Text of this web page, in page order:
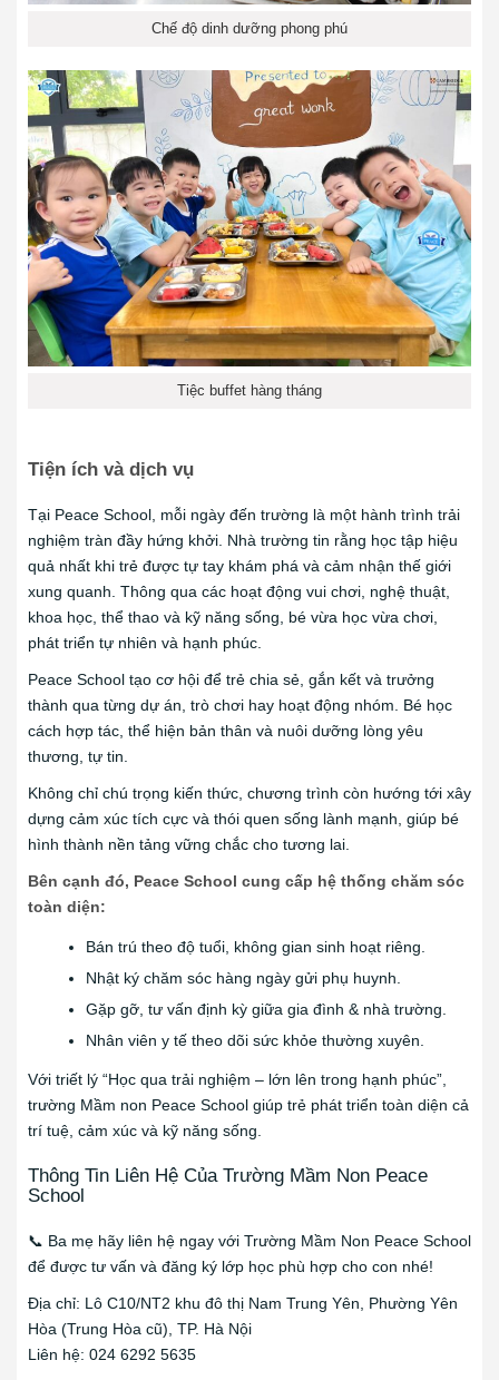
Chế độ dinh dưỡng phong phú
Tiệc buffet hàng tháng
Tiện ích và dịch vụ
Tại Peace School, mỗi ngày đến trường là một hành trình trải
nghiệm tràn đầy hứng khởi. Nhà trường tin rằng học tập hiệu
quả nhất khi trẻ được tự tay khám phá và cảm nhận thế giới
xung quanh. Thông qua các hoạt động vui chơi, nghệ thuật,
khoa học, thể thao và kỹ năng sống, bé vừa học vừa chơi,
phát triển tự nhiên và hạnh phúc.
Peace School tạo cơ hội để trẻ chia sẻ, gắn kết và trưởng
thành qua từng dự án, trò chơi hay hoạt động nhóm. Bé học
cách hợp tác, thể hiện bản thân và nuôi dưỡng lòng yêu
thương, tự tin.
Không chỉ chú trọng kiến thức, chương trình còn hướng tới xây
dựng cảm xúc tích cực và thói quen sống lành mạnh, giúp bé
hình thành nền tảng vững chắc cho tương lai.
Bên cạnh đó, Peace School cung cấp hệ thống chăm sóc
toàn diện:
Bán trú theo độ tuổi, không gian sinh hoạt riêng.
Nhật ký chăm sóc hàng ngày gửi phụ huynh.
Gặp gỡ, tư vấn định kỳ giữa gia đình & nhà trường.
Nhân viên y tế theo dõi sức khỏe thường xuyên.
Với triết lý “Học qua trải nghiệm – lớn lên trong hạnh phúc”,
trường Mầm non Peace School giúp trẻ phát triển toàn diện cả
trí tuệ, cảm xúc và kỹ năng sống.
Thông Tin Liên Hệ Của Trường Mầm Non Peace
School
📞 Ba mẹ hãy liên hệ ngay với Trường Mầm Non Peace School
để được tư vấn và đăng ký lớp học phù hợp cho con nhé!
Địa chỉ: Lô C10/NT2 khu đô thị Nam Trung Yên, Phường Yên
Hòa (Trung Hòa cũ), TP. Hà Nội
Liên hệ: 024 6292 5635